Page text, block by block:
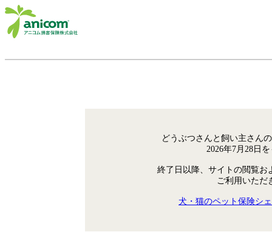
どうぶつさんと飼い主さん
2026年7月28日
終了日以降、サイトの閲覧お
ご利用いただ
犬・猫のペット保険シ